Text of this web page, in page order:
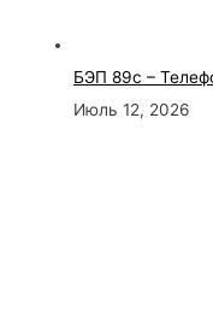
БЭП 89с –
Июль 12, 2026